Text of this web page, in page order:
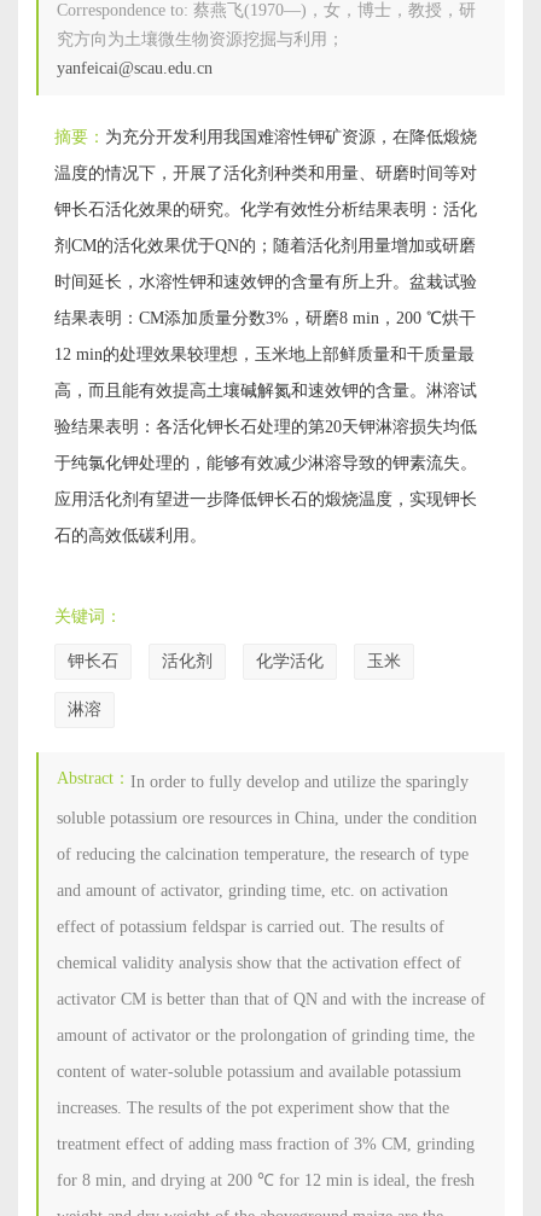
Correspondence to: 蔡燕飞(1970—)，女，博士，教授，研
究方向为土壤微生物资源挖掘与利用；
yanfeicai@scau.edu.cn
摘要： 为充分开发利用我国难溶性钾矿资源，在降低煅烧
温度的情况下，开展了活化剂种类和用量、研磨时间等对
钾长石活化效果的研究。化学有效性分析结果表明：活化
剂CM的活化效果优于QN的；随着活化剂用量增加或研磨
时间延长，水溶性钾和速效钾的含量有所上升。盆栽试验
结果表明：CM添加质量分数3%，研磨8 min，200 ℃烘干
12 min的处理效果较理想，玉米地上部鲜质量和干质量最
高，而且能有效提高土壤碱解氮和速效钾的含量。淋溶试
验结果表明：各活化钾长石处理的第20天钾淋溶损失均低
于纯氯化钾处理的，能够有效减少淋溶导致的钾素流失。
应用活化剂有望进一步降低钾长石的煅烧温度，实现钾长
石的高效低碳利用。
关键词：
钾长石 活化剂 化学活化 玉米
淋溶
Abstract： In order to fully develop and utilize the sparingly
soluble potassium ore resources in China, under the condition
of reducing the calcination temperature, the research of type
and amount of activator, grinding time, etc. on activation
effect of potassium feldspar is carried out. The results of
chemical validity analysis show that the activation effect of
activator CM is better than that of QN and with the increase of
amount of activator or the prolongation of grinding time, the
content of water-soluble potassium and available potassium
increases. The results of the pot experiment show that the
treatment effect of adding mass fraction of 3% CM, grinding
for 8 min, and drying at 200 ℃ for 12 min is ideal, the fresh